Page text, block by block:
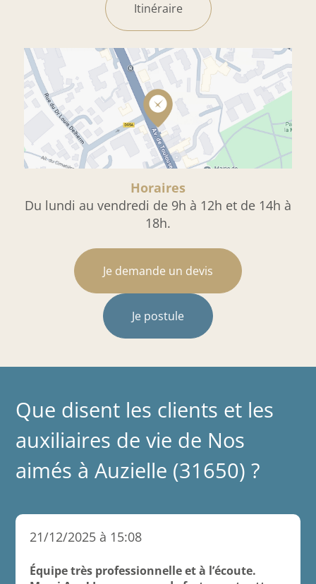
Itinéraire
Horaires
Du lundi au vendredi de 9h à 12h et de 14h à
18h.
Je demande un devis
Je postule
Que disent les clients et les
auxiliaires de vie de Nos
aimés à Auzielle (31650) ?
21/12/2025 à 15:08
Équipe très professionnelle et à l’écoute.